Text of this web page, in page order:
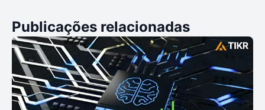
Publicações relacionadas